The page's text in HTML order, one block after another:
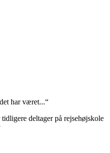
har været...“